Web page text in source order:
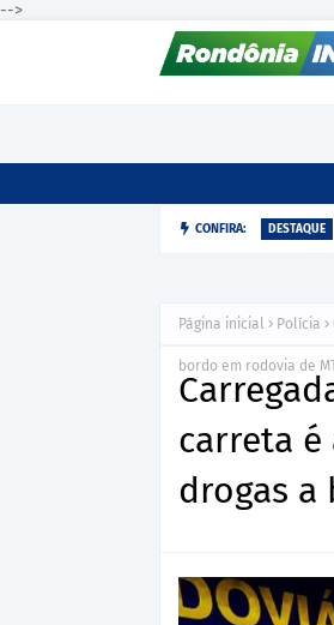
-->
CONFIRA: DESTAQUE
Página inicial Polícia
bordo em rodovia de
carreta é
drogas a